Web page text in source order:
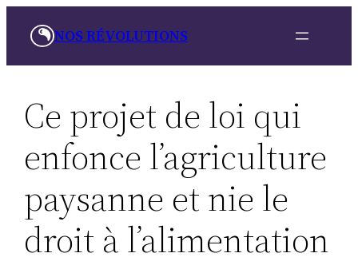
NOS RÉVOLUTIONS
Ce projet de loi qui
enfonce l’agriculture
paysanne et nie le
droit à l’alimentation